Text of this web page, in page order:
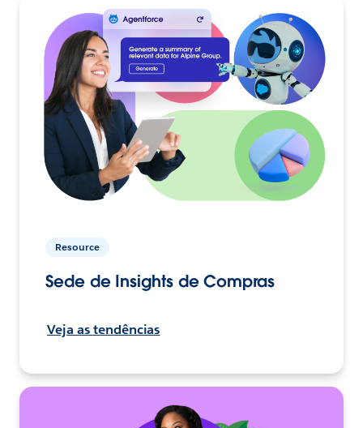
Resource
Sede de Insights de Compras
Veja as tendências